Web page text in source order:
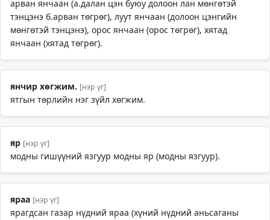
арван янчаан (а.далан цэн буюу долоон лан мөнгөтэй
тэнцэнэ б.арван төгрөг), луут янчаан (долоон цэнгийн
мөнгөтэй тэнцэнэ), орос янчаан (орос төгрөг), хятад
янчаан (хятад төгрөг).
янчир хөгжим. [нэр үг]
ятгын төрлийн нэг зүйл хөгжим.
яр [нэр үг]
модны гишүүний язгуур модны яр (модны язгуур).
яраа [нэр үг]
ярагдсан газар нүдний яраа (хүний нүдний аньсаганы